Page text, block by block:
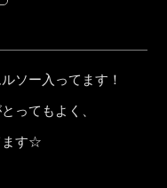
ソー入ってます！
ってもよく、
ます☆